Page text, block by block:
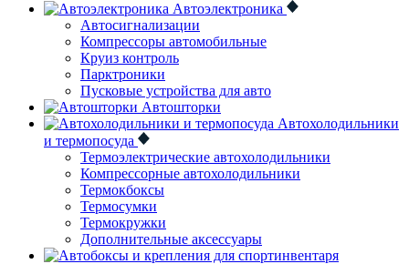
Автоэлектроника
Автосигнализации
Компрессоры автомобильные
Круиз контроль
Парктроники
Пусковые устройства для авто
Автошторки
Автохолодильники
и термопосуда
Термоэлектрические автохолодильники
Компрессорные автохолодильники
Термокбоксы
Термосумки
Термокружки
Дополнительные аксессуары